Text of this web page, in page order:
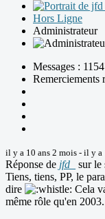
Hors Ligne
Administrateur
Messages :
Remerciements
il y a 10 ans 2 mois - il y a
Réponse de jfd_ sur le
Tiens, tiens, PP, le
dire
Cela
même rôle qu'en